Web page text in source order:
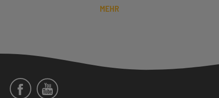
MEHR
Social
Menü